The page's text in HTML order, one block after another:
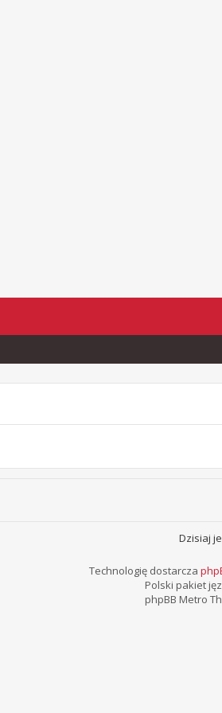
Dzisiaj
Technologię dostarcza
Polski pakiet
phpBB Metro